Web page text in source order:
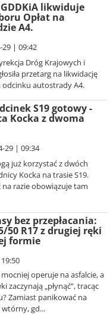
GDDKiA likwiduje
Opłat na
A4.
29 | 09:42
Dróg Krajowych i
przetarg na likwidację
odcinku autostrady A4.
S19 gotowy -
Kocka z dwoma
29 | 09:34
już korzystać z dwóch
Kocka na trasie S19.
razie obowiązuje tam
bez przepłacania:
50 R17 z drugiej ręki
formie
mocniej operuje na asfalcie, a
zaczynają „płynąć”, tracąc
Zamiast panikować na
gd...